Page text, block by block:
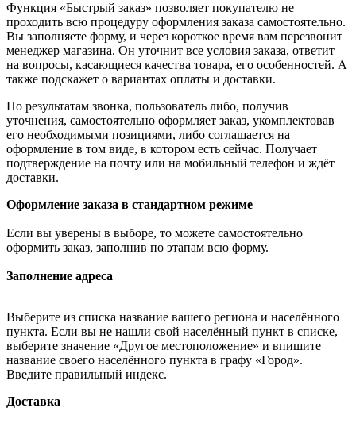
Функция «Быстрый заказ» позволяет покупателю не
проходить всю процедуру оформления заказа самостоятельно.
Вы заполняете форму, и через короткое время вам перезвонит
менеджер магазина. Он уточнит все условия заказа, ответит
на вопросы, касающиеся качества товара, его особенностей. А
также подскажет о вариантах оплаты и доставки.
По результатам звонка, пользователь либо, получив
уточнения, самостоятельно оформляет заказ, укомплектовав
его необходимыми позициями, либо соглашается на
оформление в том виде, в котором есть сейчас. Получает
подтверждение на почту или на мобильный телефон и ждёт
доставки.
Оформление заказа в стандартном режиме
Если вы уверены в выборе, то можете самостоятельно
оформить заказ, заполнив по этапам всю форму.
Заполнение адреса
Выберите из списка название вашего региона и населённого
пункта. Если вы не нашли свой населённый пункт в списке,
выберите значение «Другое местоположение» и впишите
название своего населённого пункта в графу «Город».
Введите правильный индекс.
Доставка